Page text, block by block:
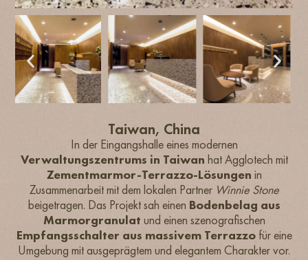
Taiwan, China
In der Eingangshalle eines modernen
Verwaltungszentrums in Taiwan hat Agglotech mit
Zementmarmor-Terrazzo-Lösungen in
Zusammenarbeit mit dem lokalen Partner Winnie Stone
beigetragen. Das Projekt sah einen Bodenbelag aus
Marmorgranulat und einen szenografischen
Empfangsschalter aus massivem Terrazzofür eine
Umgebung mit ausgeprägtem und elegantem Charakter vor.